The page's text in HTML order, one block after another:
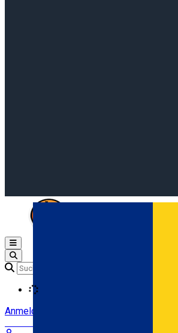
Open main menu
Anmeldung